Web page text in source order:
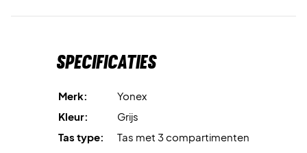
Racket Bag X9 Grey vandaag nog!
Grey.
Specificaties
Merk:
Yonex
Kleur:
Grijs
Tas type:
Tas met 3 compartimenten